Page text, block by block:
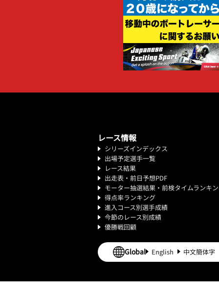
レース情報
シリーズインデックス
出場予定選手一覧
レース結果
出走表・前日予想PDF
モーター抽選結果・前検タイムランキ
得点率ランキング
進入コース別選手成績
今節のレース別成績
優勝戦回顧
Global English 中文簡体字